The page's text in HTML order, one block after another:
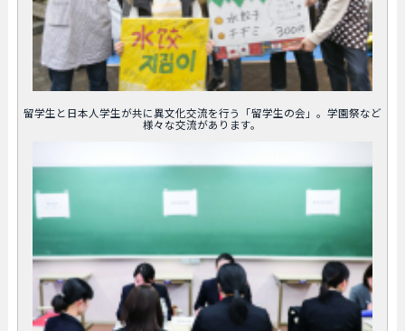
留学生と日本人学生が共に異文化交流を行う「留学生の会」。学園祭など
様々な交流があります。